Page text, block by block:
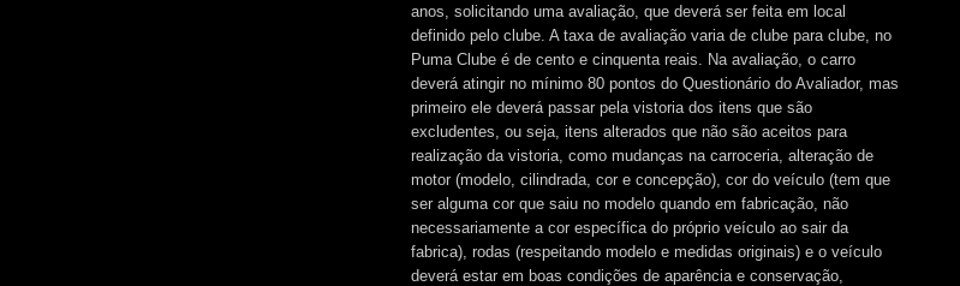
anos, solicitando uma avaliação, que deverá ser feita em local
definido pelo clube. A taxa de avaliação varia de clube para clube, no
Puma Clube é de cento e cinquenta reais. Na avaliação, o carro
deverá atingir no mínimo 80 pontos do Questionário do Avaliador, mas
primeiro ele deverá passar pela vistoria dos itens que são
excludentes, ou seja, itens alterados que não são aceitos para
realização da vistoria, como mudanças na carroceria, alteração de
motor (modelo, cilindrada, cor e concepção), cor do veículo (tem que
ser alguma cor que saiu no modelo quando em fabricação, não
necessariamente a cor específica do próprio veículo ao sair da
fabrica), rodas (respeitando modelo e medidas originais) e o veículo
deverá estar em boas condições de aparência e conservação,